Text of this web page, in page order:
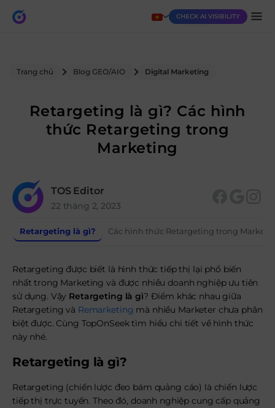
CHECK AI VISIBILITY
Trang chủ Blog GEO/AIO Digital Marketing
Retargeting là gì? Các hình
thức Retargeting trong
Marketing
TOS Editor
22 tháng 2, 2023
Retargeting là gì? Các hình thức Retargeting trong
Retargeting được biết là hình thức tiếp thị lại phổ biến
nhất trong Marketing và được nhiều doanh nghiệp ưu tiên
sử dụng. Vậy Retargeting là gì? Điểm khác nhau giữa
Retargeting và Remarketing mà nhiều Marketer chưa phân
biệt được. Cùng TopOnSeek tìm hiểu chi tiết về hình thức
này nhé.
Retargeting là gì?
Retargeting (chiến lược đeo bám quảng cáo) là chiến lược
tiếp thị trực tuyến. Theo đó, doanh nghiệp cung cấp quảng